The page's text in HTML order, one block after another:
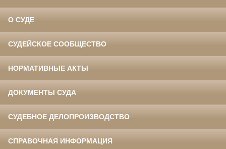
О СУДЕ
СУДЕЙСКОЕ СООБЩЕСТВО
НОРМАТИВНЫЕ АКТЫ
ДОКУМЕНТЫ СУДА
СУДЕБНОЕ ДЕЛОПРОИЗВОДСТВО
СПРАВОЧНАЯ ИНФОРМАЦИЯ